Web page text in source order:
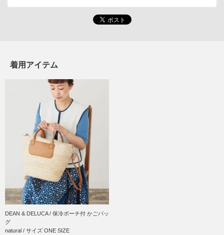
着用アイテム
DEAN & DELUCA / 保冷ポーチ付 かごバッ
グ
natural / サイズ ONE SIZE